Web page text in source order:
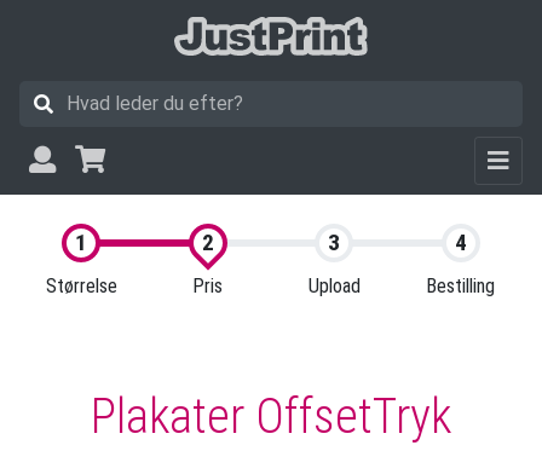
Størrelse Pris Upload Bestilling
Plakater OffsetTryk